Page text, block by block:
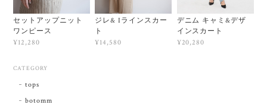
セットアップニット
ワンピース
¥12,280
ジレ& Iラインスカー
ト
¥14,580
デニム キャミ&デザ
インスカート
¥20,280
CATEGORY
tops
botomm